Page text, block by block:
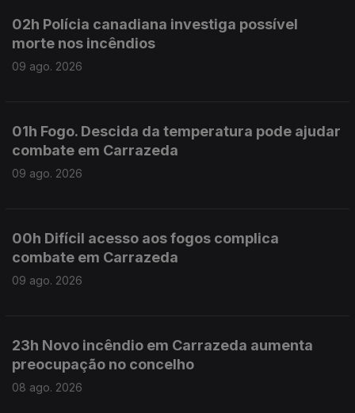
02h Polícia canadiana investiga possível
morte nos incêndios
09 ago. 2026
01h Fogo. Descida da temperatura pode ajudar
combate em Carrazeda
09 ago. 2026
00h Difícil acesso aos fogos complica
combate em Carrazeda
09 ago. 2026
23h Novo incêndio em Carrazeda aumenta
preocupação no concelho
08 ago. 2026